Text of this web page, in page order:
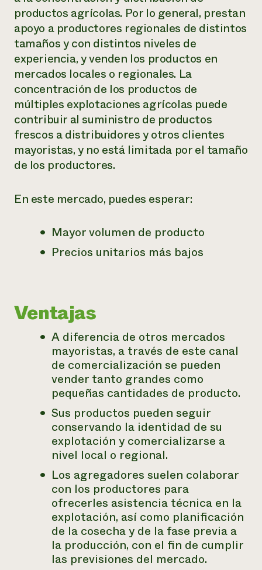
un
directa de
1-800-346-
productos agrícolas. Por lo general, prestan
apoyo a productores regionales de distintos
tamaños y con distintos niveles de
experiencia, y venden los productos en
mercados locales o regionales. La
concentración de los productos de
múltiples explotaciones agrícolas puede
contribuir al suministro de productos
frescos a distribuidores y otros clientes
mayoristas, y no está limitada por el tamaño
de los productores.
En este mercado, puedes esperar:
Mayor volumen de producto
Precios unitarios más bajos
Ventajas
A diferencia de otros mercados
mayoristas, a través de este canal
de comercialización se pueden
vender tanto grandes como
pequeñas cantidades de producto.
Sus productos pueden seguir
conservando la identidad de su
explotación y comercializarse a
nivel local o regional.
Los agregadores suelen colaborar
con los productores para
ofrecerles asistencia técnica en la
explotación, así como planificación
de la cosecha y de la fase previa a
la producción, con el fin de cumplir
las previsiones del mercado.